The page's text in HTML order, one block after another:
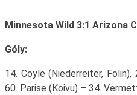
Minnesota Wild 3:1 Arizona
Góly:
14. Coyle (Niederreiter,
60. Parise (Koivu) – 34.